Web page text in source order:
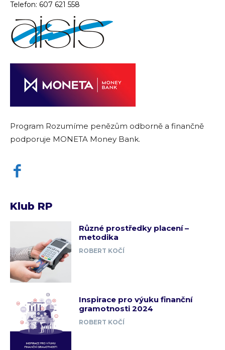
Telefon: 607 621 558
Program Rozumíme penězům odborně a finančně
podporuje MONETA Money Bank.
Klub RP
Různé prostředky placení –
metodika
ROBERT KOČÍ
Inspirace pro výuku finanční
gramotnosti 2024
ROBERT KOČÍ